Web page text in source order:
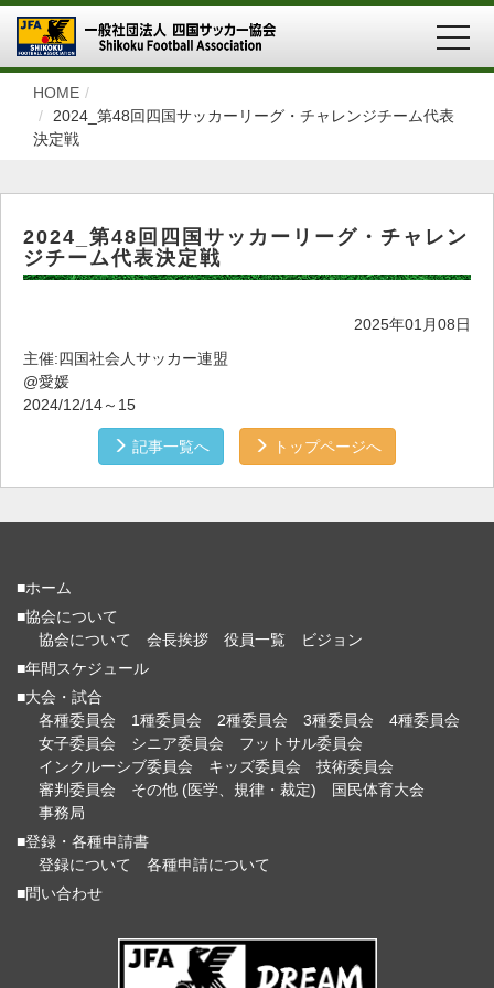
HOME
2024_第48回四国サッカーリーグ・チャレンジチーム代表
決定戦
2024_第48回四国サッカーリーグ・チャレン
ジチーム代表決定戦
2025年01月08日
主催:四国社会人サッカー連盟
@愛媛
2024/12/14～15
記事一覧へ トップページへ
■ホーム
■協会について
協会について
会長挨拶 役員一覧
ビジョン
■年間スケジュール
■大会・試合
各種委員会
1種委員会 2種委員会 3種委員会
4種委員会
女子委員会
シニア委員会
フットサル委員会
インクルーシブ委員会
キッズ委員会
技術委員会
審判委員会
その他 (医学、規律・裁定)
国民体育大会
事務局
■登録・各種申請書
登録について
各種申請について
■問い合わせ